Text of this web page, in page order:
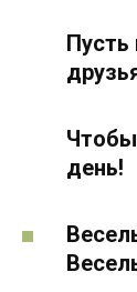
Пусть
день!